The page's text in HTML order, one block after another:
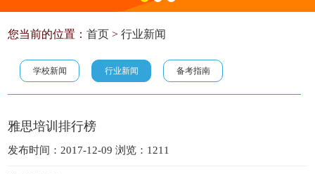
您当前的位置：首页 >行业新闻
学校新闻 行业新闻 备考指南
雅思培训排行榜
发布时间：2017-12-09 浏览：1211